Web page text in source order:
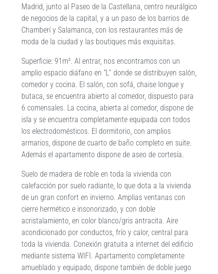
Madrid, junto al Paseo de la Castellana, centro neurálgico
de negocios de la capital, y a un paso de los barrios de
Chamberí y Salamanca, con los restaurantes más de
moda de la ciudad y las boutiques más exquisitas.
Superficie: 91m². Al entrar, nos encontramos con un
amplio espacio diáfano en “L” donde se distribuyen salón,
comedor y cocina. El salón, con sofá, chaise longue y
butaca, se encuentra abierto al comedor, dispuesto para
6 comensales. La cocina, abierta al comedor, dispone de
isla y se encuentra completamente equipada con todos
los electrodomésticos. El dormitorio, con amplios
armarios, dispone de cuarto de baño completo en suite.
Además el apartamento dispone de aseo de cortesía.
Suelo de madera de roble en toda la vivienda con
calefacción por suelo radiante, lo que dota a la vivienda
de un gran confort en invierno. Amplias ventanas con
cierre hermético e insonorizado, y con doble
acristalamiento, en color blanco/gris antracita. Aire
acondicionado por conductos, frío y calor, central para
toda la vivienda. Conexión gratuita a internet del edificio
mediante sistema WIFI. Apartamento completamente
amueblado y equipado, dispone también de doble juego